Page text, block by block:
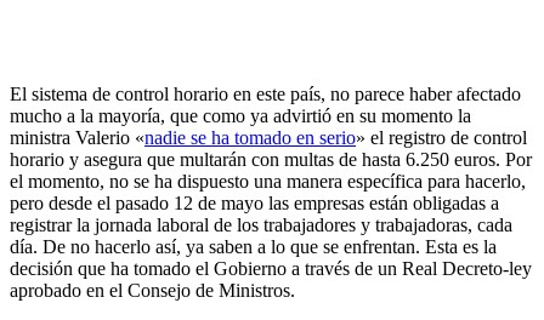
El sistema de control horario en este país, no parece haber afectado
mucho a la mayoría, que como ya advirtió en su momento la
ministra Valerio «nadie se ha tomado en serio» el registro de control
horario y asegura que multarán con multas de hasta 6.250 euros. Por
el momento, no se ha dispuesto una manera específica para hacerlo,
pero desde el pasado 12 de mayo las empresas están obligadas a
registrar la jornada laboral de los trabajadores y trabajadoras, cada
día. De no hacerlo así, ya saben a lo que se enfrentan. Esta es la
decisión que ha tomado el Gobierno a través de un Real Decreto-ley
aprobado en el Consejo de Ministros.